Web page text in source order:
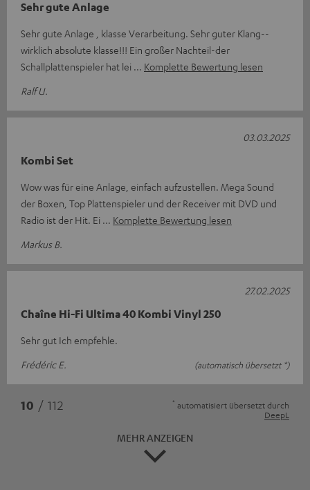
Sehr gute Anlage
Sehr gute Anlage , klasse Verarbeitung. Sehr guter Klang--
wirklich absolute klasse!!! Ein großer Nachteil-der
Schallplattenspieler hat lei
Komplette Bewertung lesen
Ralf U.
Kombi Set
Wow was für eine Anlage, einfach aufzustellen. Mega Sound
der Boxen, Top Plattenspieler und der Receiver mit DVD und
Radio ist der Hit. Ei
Komplette Bewertung lesen
Markus B.
03.03.2025
Chaîne Hi-Fi Ultima 40 Kombi Vinyl 250
Sehr gut Ich empfehle.
Frédéric E.
(automatisch übersetzt *)
27.02.2025
10 / 112 * automatisiert übersetzt durch
DeepL
MEHR ANZEIGEN